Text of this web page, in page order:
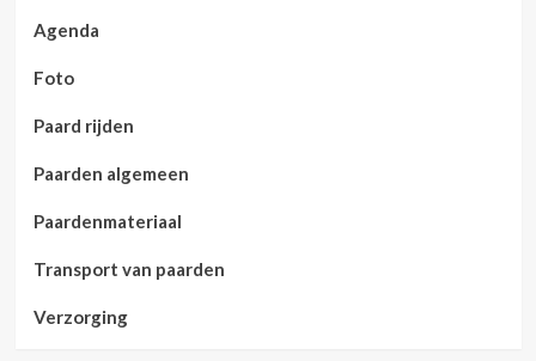
Agenda
Foto
Paard rijden
Paarden algemeen
Paardenmateriaal
Transport van paarden
Verzorging